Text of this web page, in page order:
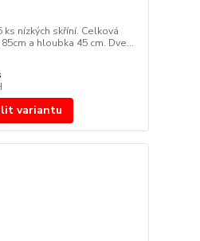
nízkých skříní. Celková
a hloubka 45 cm. Dve...
variantu